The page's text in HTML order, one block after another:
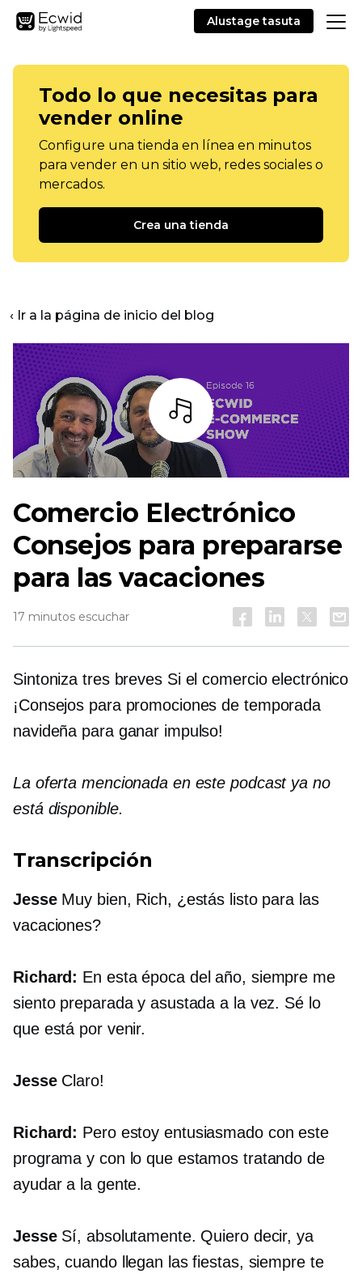
Alustage tasuta
Todo lo que necesitas para
vender online
Configure una tienda en línea en minutos
para vender en un sitio web, redes sociales o
mercados.
Crea una tienda
‹ Ir a la página de inicio del blog
Escuchar
Comercio Electrónico
Consejos para prepararse
para las vacaciones
17 minutos escuchar
Sintoniza tres breves Si el comercio electrónico
¡Consejos para promociones de temporada
navideña para ganar impulso!
La oferta mencionada en este podcast ya no
está disponible.
Transcripción
JesseMuy bien, Rich, ¿estás listo para las
vacaciones?
Richard: En esta época del año, siempre me
siento preparada y asustada a la vez. Sé lo
que está por venir.
JesseClaro!
Richard: Pero estoy entusiasmado con este
programa y con lo que estamos tratando de
ayudar a la gente.
JesseSí, absolutamente. Quiero decir, ya
sabes, cuando llegan las fiestas, siempre te